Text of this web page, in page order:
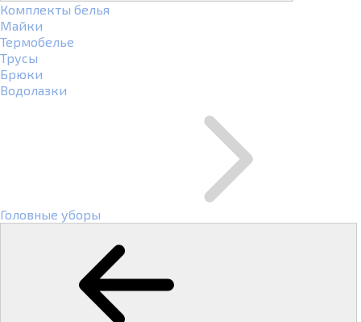
Комплекты белья
Майки
Термобелье
Трусы
Брюки
Водолазки
Головные уборы